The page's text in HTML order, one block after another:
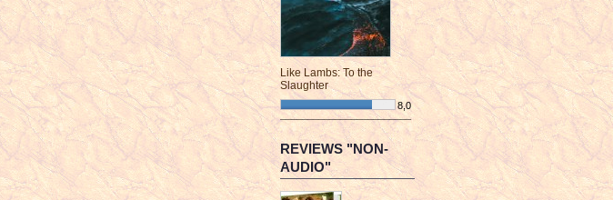
Like Lambs: To the
Slaughter
8,0
¯¯¯¯¯¯¯¯¯¯¯¯¯¯¯¯¯¯¯¯¯¯¯¯
REVIEWS "NON-
AUDIO"